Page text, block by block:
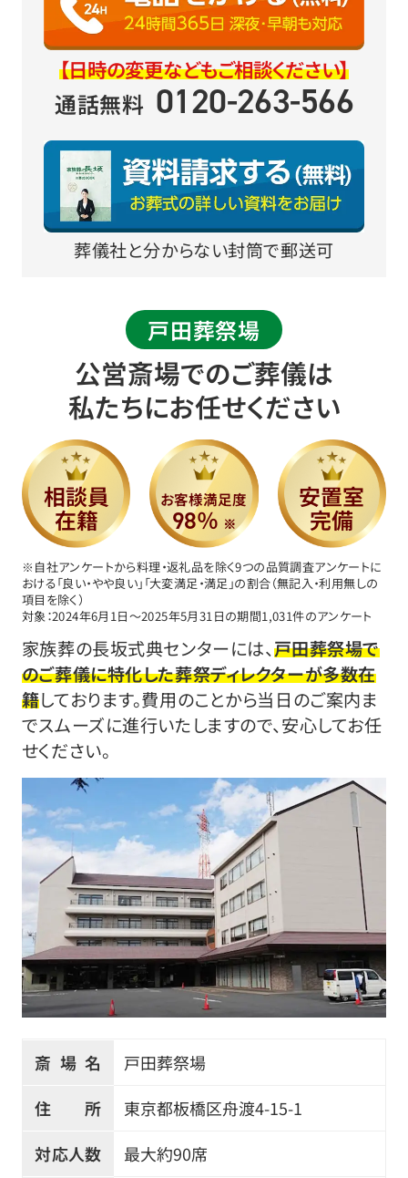
【日時の変更などもご相談ください】
通話無料 0120-263-566
葬儀社と分からない封筒で郵送可
戸田葬祭場
公営斎場でのご葬儀は
私たちにお任せください
相談員
在籍
お客様満足度
98％ ※
安置室
完備
※自社アンケートから料理・返礼品を除く9つの品質調査アンケートに
おける「良い・やや良い」「大変満足・満足」の割合（無記入・利用無しの
項目を除く）
対象：2024年6月1日〜2025年5月31日の期間1,031件のアンケート
家族葬の長坂式典センターには、戸田葬祭場で
のご葬儀に特化した葬祭ディレクターが多数在
籍しております。費用のことから当日のご案内ま
でスムーズに進行いたしますので、安心してお任
せください。
斎場名
戸田葬祭場
住所
東京都板橋区舟渡4-15-1
対応人数
最大約90席